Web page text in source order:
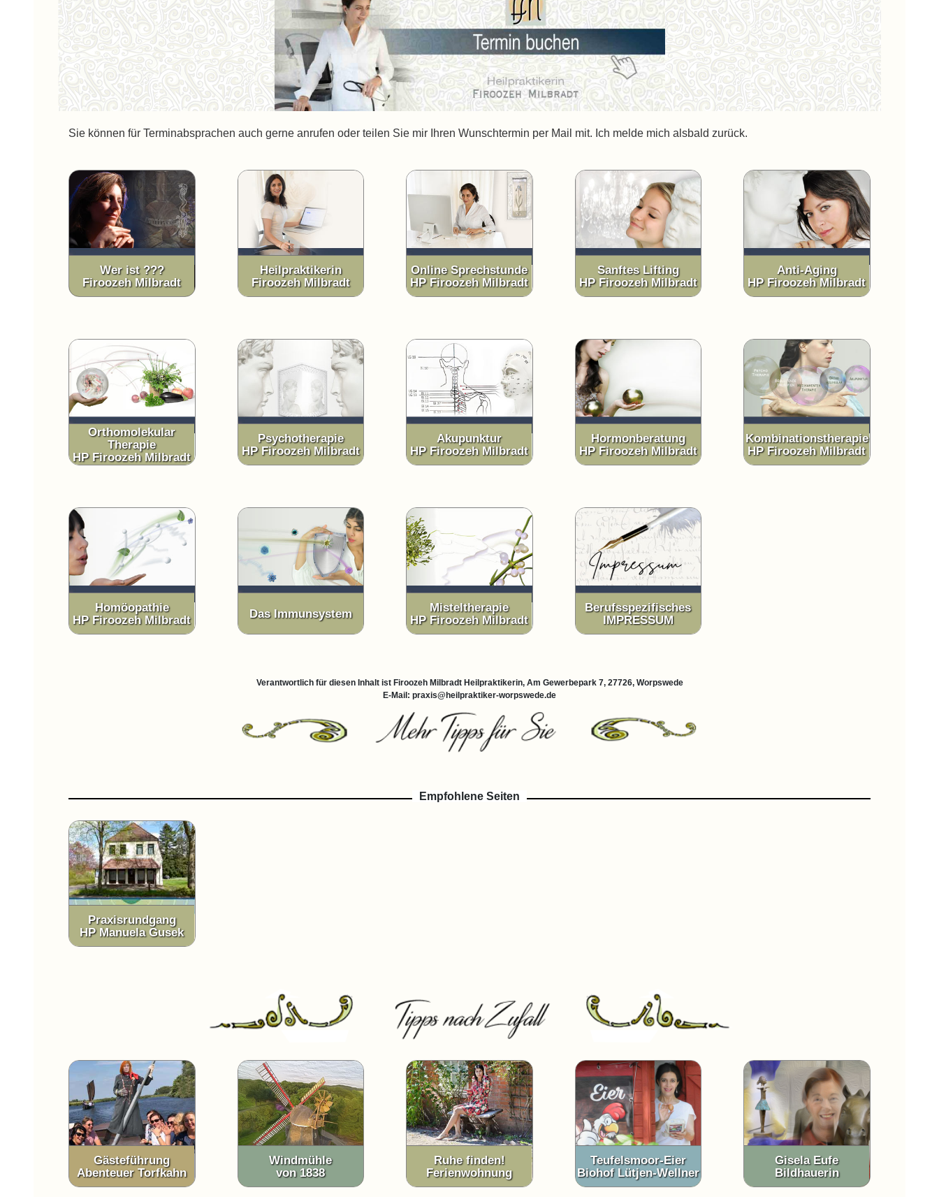
Sie können für Terminabsprachen auch gerne anrufen oder teilen Sie mir Ihren Wunschtermin per Mail mit. Ich melde mich alsbald zurück.
Wer ist ???
Firoozeh Milbradt
Heilpraktikerin
Firoozeh Milbradt
Online Sprechstunde
HP Firoozeh Milbradt
Sanftes Lifting
HP Firoozeh Milbradt
Anti-Aging
HP Firoozeh Milbradt
Orthomolekular
Therapie
HP Firoozeh Milbradt
Psychotherapie
HP Firoozeh Milbradt
Akupunktur
HP Firoozeh Milbradt
Hormonberatung
HP Firoozeh Milbradt
Kombinationstherapie
HP Firoozeh Milbradt
Homöopathie
HP Firoozeh Milbradt
Das Immunsystem
Misteltherapie
HP Firoozeh Milbradt
Berufsspezifisches
IMPRESSUM
Verantwortlich für diesen Inhalt ist Firoozeh Milbradt Heilpraktikerin, Am Gewerbepark 7, 27726, Worpswede
E-Mail: praxis@heilpraktiker-worpswede.de
Empfohlene Seiten
Praxisrundgang
HP Manuela Gusek
Gästeführung
Abenteuer Torfkahn
Windmühle
von 1838
Ruhe finden!
Ferienwohnung
Teufelsmoor-Eier
Biohof Lütjen-Wellner
Gisela Eufe
Bildhauerin